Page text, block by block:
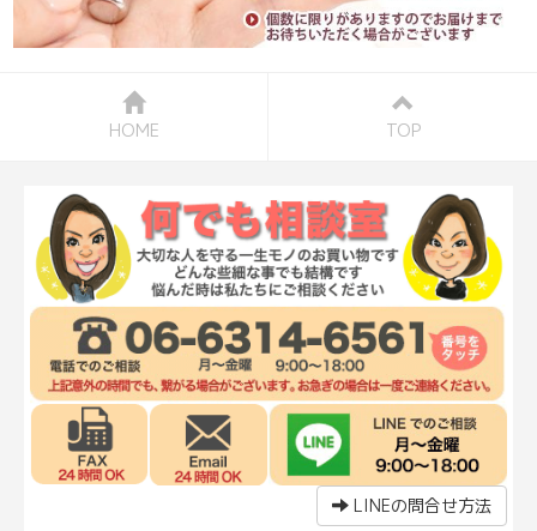
HOME TOP
LINEの問合せ方法